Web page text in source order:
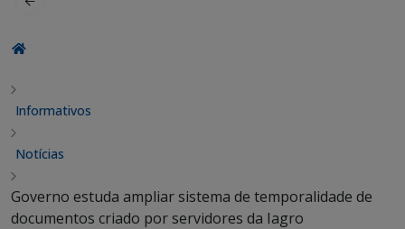
Informativos
Notícias
Governo estuda ampliar sistema de temporalidade de
documentos criado por servidores da Iagro